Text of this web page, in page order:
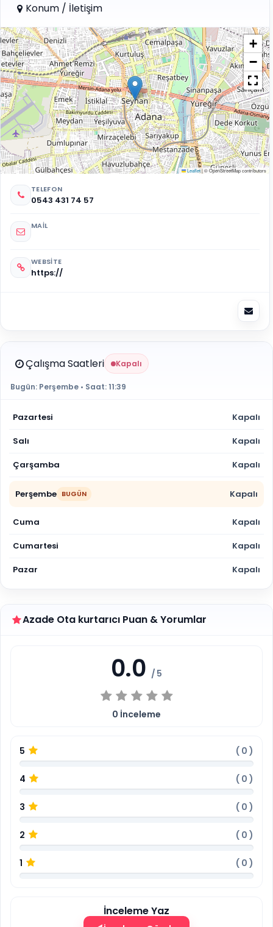
Konum / İletişim
+
−
Leaflet|© OpenStreetMap contributors
TELEFON
0543 431 74 57
MAIL
WEBSITE
https://
Çalışma Saatleri Kapalı
Bugün: Perşembe • Saat:11:39
Pazartesi Kapalı
Salı Kapalı
Çarşamba Kapalı
Perşembe BUGÜN Kapalı
Cuma Kapalı
Cumartesi Kapalı
Pazar Kapalı
Azade Ota kurtarıcı Puan & Yorumlar
0.0 / 5
0 İnceleme
5 ( 0 )
4 ( 0 )
3 ( 0 )
2 ( 0 )
1 ( 0 )
İnceleme Yaz